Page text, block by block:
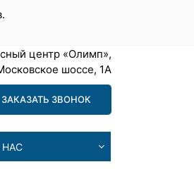
центр «Олимп»,
шоссе, 1А
ЗАКАЗАТЬ ЗВОНОК